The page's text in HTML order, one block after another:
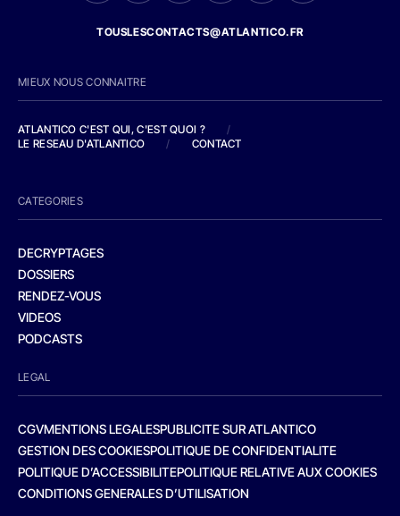
TOUSLESCONTACTS@ATLANTICO.FR
MIEUX NOUS CONNAITRE
ATLANTICO C'EST QUI, C'EST QUOI ?
/
LE RESEAU D'ATLANTICO
/ CONTACT
CATEGORIES
DECRYPTAGES
DOSSIERS
RENDEZ-VOUS
VIDEOS
PODCASTS
LEGAL
CGVMENTIONS LEGALESPUBLICITE SUR ATLANTICO
GESTION DES COOKIESPOLITIQUE DE CONFIDENTIALITE
POLITIQUE D’ACCESSIBILITEPOLITIQUE RELATIVE AUX COOKIES
CONDITIONS GENERALES D’UTILISATION